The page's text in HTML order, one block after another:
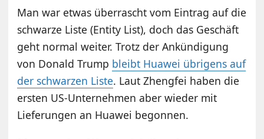
Man war etwas überrascht vom Eintrag auf die
schwarze Liste (Entity List), doch das Geschäft
geht normal weiter. Trotz der Ankündigung
von Donald Trump bleibt Huawei übrigens auf
der schwarzen Liste. Laut Zhengfei haben die
ersten US-Unternehmen aber wieder mit
Lieferungen an Huawei begonnen.